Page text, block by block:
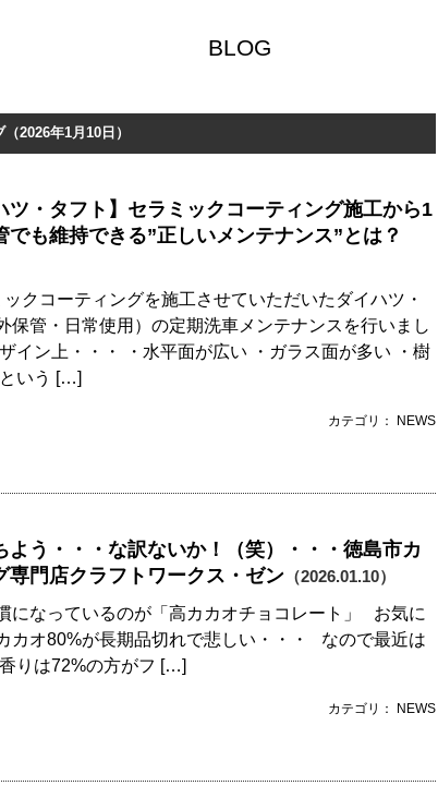
BLOG
2026年1月10日）
ツ・タフト】セラミックコーティング施工から1
でも維持できる”正しいメンテナンス”とは？
クコーティングを施工させていただいたダイハツ・
保管・日常使用）の定期洗車メンテナンスを行いまし
イン上・・・ ・水平面が広い ・ガラス面が多い ・樹
いう […]
カテゴリ： NEWS
よう・・・な訳ないか！（笑）・・・徳島市カ
専門店クラフトワークス・ゼン （2026.01.10）
になっているのが「高カカオチョコレート」 お気に
カオ80%が長期品切れで悲しい・・・ なので最近は
りは72%の方がフ […]
カテゴリ： NEWS